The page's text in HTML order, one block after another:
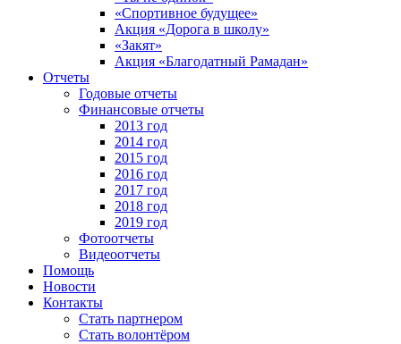
«Спортивное будущее»
Акция «Дорога в школу»
«Закят»
Акция «Благодатный Рамадан»
Отчеты
Годовые отчеты
Финансовые отчеты
2013 год
2014 год
2015 год
2016 год
2017 год
2018 год
2019 год
Фотоотчеты
Видеоотчеты
Помощь
Новости
Контакты
Стать партнером
Стать волонтёром